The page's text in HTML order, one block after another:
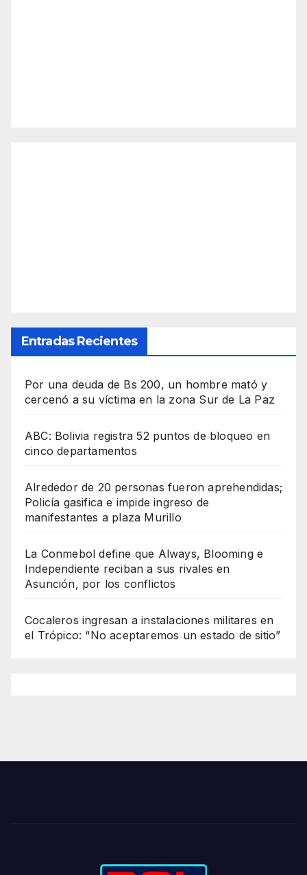
Entradas Recientes
Por una deuda de Bs 200, un hombre mató y
cercenó a su víctima en la zona Sur de La Paz
ABC: Bolivia registra 52 puntos de bloqueo en
cinco departamentos
Alrededor de 20 personas fueron aprehendidas;
Policía gasifica e impide ingreso de
manifestantes a plaza Murillo
La Conmebol define que Always, Blooming e
Independiente reciban a sus rivales en
Asunción, por los conflictos
Cocaleros ingresan a instalaciones militares en
el Trópico: “No aceptaremos un estado de sitio”